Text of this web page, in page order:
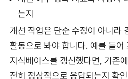
는지
개선 작업은 단순 수정이 아니라
활동으로 봐야 합니다. 예를 들
지식베이스를 갱신했다면, 기존
전히 정상적으로 응답되는지 확